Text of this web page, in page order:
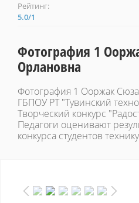
Рейтинг:
5.0/1
Фотография 1
Орлановна
Фотография 1 Ооржак
ГБПОУ РТ "Тувинский
Творческий конкурс
Педагоги оценивают
конкурса студентов